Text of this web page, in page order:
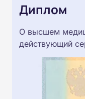
Диплом
О высшем
действующий